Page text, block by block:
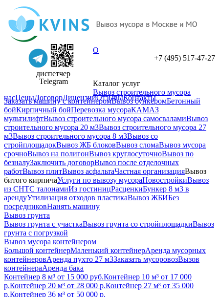
диспетчер
Telegram
+7 (495) 517-47-27
О
насЦеныДоговорЛицензииОтзывыКонтакты
Каталог услуг
Вывоз строительного мусора
Заказать машину с контейнеромВывоз бункеромБетонный
бойКирпичный бойПеревозка мусораКАМАЗ
мультилифтВывоз строительного мусора самосваламиВывоз
строительного мусора 20 м3Вывоз строительного мусора 27
м3Вывоз строительного мусора 8 м3Вывоз со
стройплощадокВывоз ЖБ блоковВывоз сломаВывоз мусора
срочноВывоз на полигонВывоз круглосуточноВывоз по
безналуЗаключить договорВывоз после отделочных
работВывоз плитВывоз асфальтаЧастная организацияВывоз
битого кирпичаУслуги по вывозу мусораНовостройкиВывоз
из СНТС талонамиИз гостиницРасценкиБункер 8 м3 в
арендуУтилизация отходов пластикаВывоз ЖБИБез
посредниковНанять машину
Вывоз грунта
Вывоз грунта с участкаВывоз грунта со стройплощадкиВывоз
грунта с погрузкой
Вывоз мусора контейнером
Большой контейнерМаленький контейнерАренда мусорных
контейнеровАренда пухто 27 м3Заказать мусоровозВызов
контейнераАренда бака
Контейнер 8 м³ от 15 000 руб.Контейнер 10 м³ от 17 000
р.Контейнер 20 м³ от 28 000 р.Контейнер 27 м³ от 35 000
р.Контейнер 36 м³ от 50 000 р.